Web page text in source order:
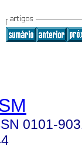
0101-